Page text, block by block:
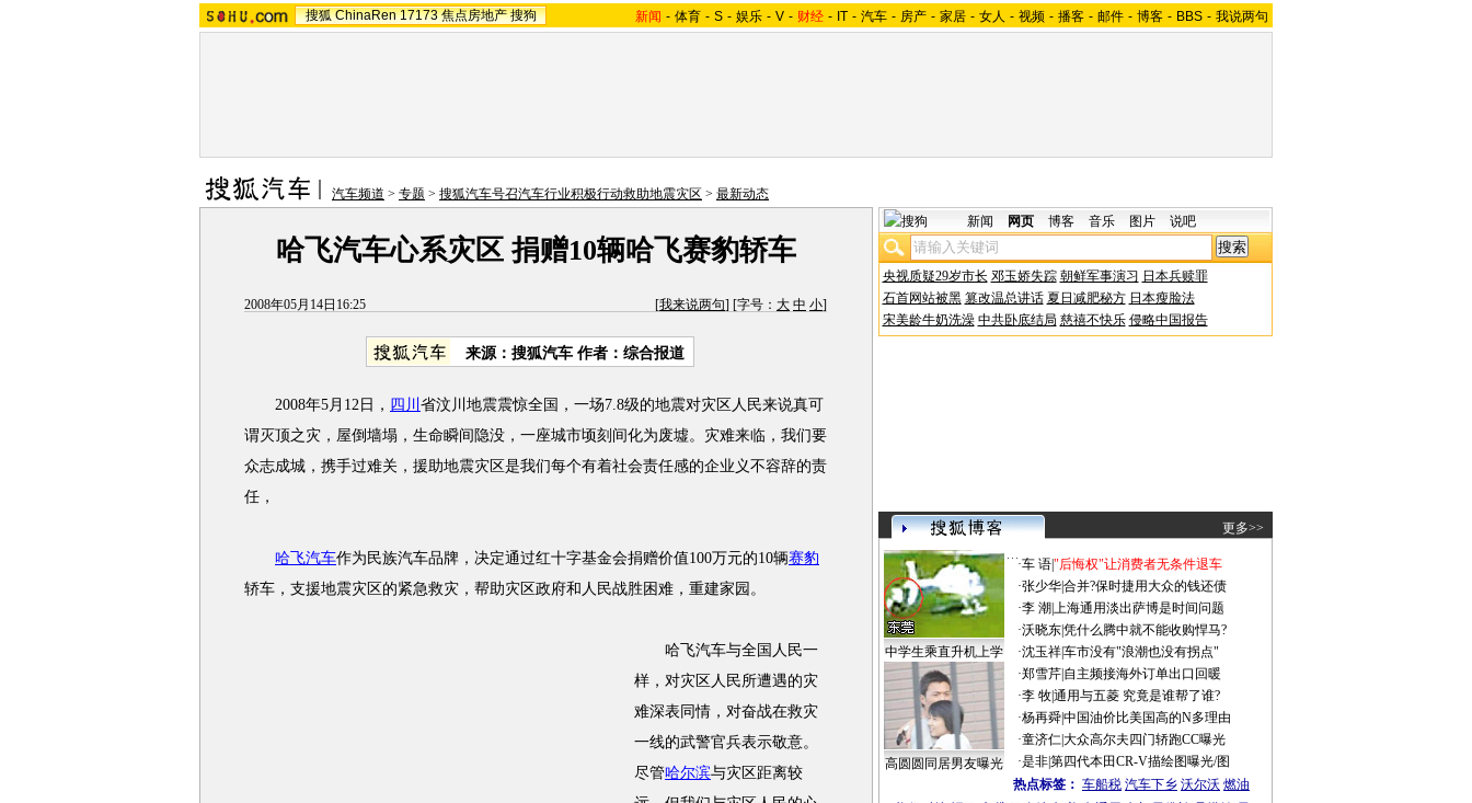
搜狐 ChinaRen 17173 焦点房地产 搜狗 新闻 - 体育 - S - 娱乐 - V - 财经 - IT - 汽车 - 房产 - 家居 - 女人 - 视频 - 播客 - 邮件 - 博客 - BBS - 我说两句
汽车频道 > 专题 > 搜狐汽车号召汽车行业积极行动救助地震灾区 > 最新动态
哈飞汽车心系灾区 捐赠10辆哈飞赛豹轿车
2008年05月14日16:25 [我来说两句] [字号： 大 中 小]
来源：搜狐汽车 作者：综合报道
2008年5月12日， 四川 省汶川地震震惊全国，一场7.8级的地震对灾区人民来说真可
谓灭顶之灾，屋倒墙塌，生命瞬间隐没，一座城市顷刻间化为废墟。灾难来临，我们要
众志成城，携手过难关，援助地震灾区是我们每个有着社会责任感的企业义不容辞的责
任，
哈飞汽车作为民族汽车品牌，决定通过红十字基金会捐赠价值100万元的10辆赛豹
轿车，支援地震灾区的紧急救灾，帮助灾区政府和人民战胜困难，重建家园。
哈飞汽车与全国人民一
样，对灾区人民所遭遇的灾
难深表同情，对奋战在救灾
一线的武警官兵表示敬意。
尽管哈尔滨与灾区距离较
新闻 网页 博客 音乐 图片 说吧
央视质疑29岁市长 邓玉娇失踪 朝鲜军事演习 日本兵赎罪
石首网站被黑 篡改温总讲话 夏日减肥秘方 日本瘦脸法
宋美龄牛奶洗澡 中共卧底结局 慈禧不快乐 侵略中国报告
更多>>
中学生乘直升机上学
高圆圆同居男友曝光
·车 语|"后悔权"让消费者无条件退车
·张少华|合并?保时捷用大众的钱还债
·李 潮 上海通用淡出萨博是时间问题
·沃晓东|凭什么腾中就不能收购悍马?
·沈玉祥|车市没有"浪潮也没有拐点"
·郑雪芹| 自主频接海外订单出口回暖
·李 牧|通用与五菱 究竟是谁帮了谁?
·杨再舜|中国油价比美国高的N多理由
·童济仁|大众高尔夫四门轿跑CC曝光
·是非|第四代本田CR-V描绘图曝光/图
热点标签： 车船税 汽车下乡 沃尔沃 燃油